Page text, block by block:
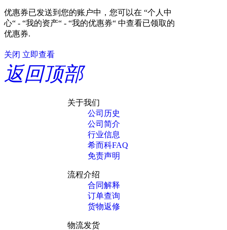
优惠券已发送到您的账户中，您可以在 “个人中
心“ - “我的资产“ - “我的优惠券“ 中查看已领取的
优惠券.
关闭 立即查看
返回顶部
关于我们
公司历史
公司简介
行业信息
希而科FAQ
免责声明
流程介绍
合同解释
订单查询
货物返修
物流发货